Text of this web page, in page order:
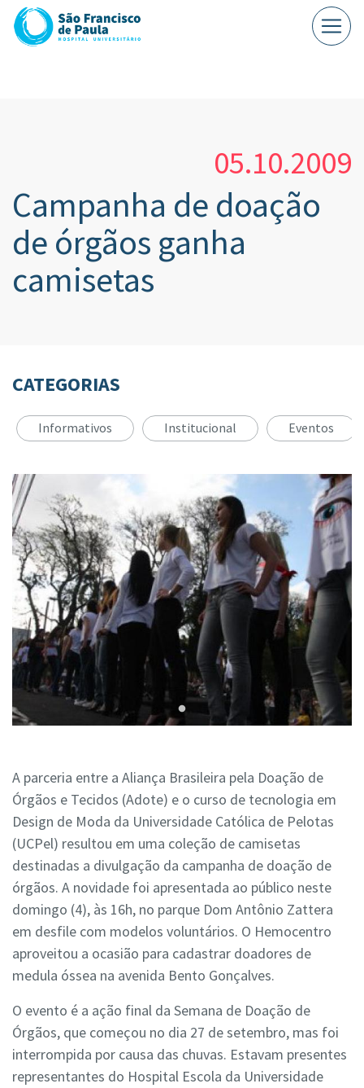
05.10.2009
Campanha de doação
de órgãos ganha
camisetas
A parceria entre a Aliança Brasileira pela Doação de
Órgãos e Tecidos (Adote) e o curso de tecnologia em
Design de Moda da Universidade Católica de Pelotas
(UCPel) resultou em uma coleção de camisetas
destinadas a divulgação da campanha de doação de
órgãos. A novidade foi apresentada ao público neste
domingo (4), às 16h, no parque Dom Antônio Zattera
em desfile com modelos voluntários. O Hemocentro
aproveitou a ocasião para cadastrar doadores de
medula óssea na avenida Bento Gonçalves.
O evento é a ação final da Semana de Doação de
Órgãos, que começou no dia 27 de setembro, mas foi
interrompida por causa das chuvas. Estavam presentes
representantes do Hospital Escola da Universidade
CATEGORIAS
Informativos Institucional Eventos